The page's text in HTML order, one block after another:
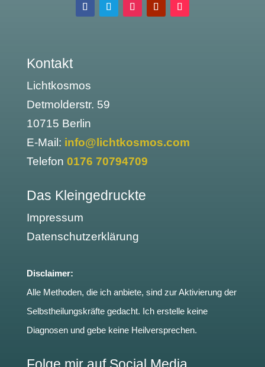
Kontakt
Lichtkosmos
Detmolderstr. 59
10715 Berlin
E-Mail: info@lichtkosmos.com
Telefon 0176 70794709
Das Kleingedruckte
Impressum
Datenschutzerklärung
Disclaimer:
Alle Methoden, die ich anbiete, sind zur Aktivierung der
Selbstheilungskräfte gedacht. Ich erstelle keine
Diagnosen und gebe keine Heilversprechen.